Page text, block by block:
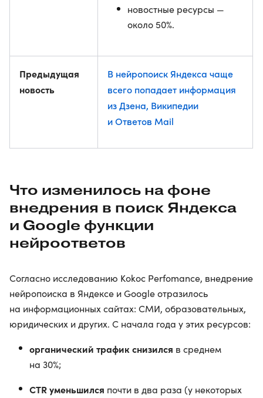
новостные ресурсы —
около 50%.
Предыдущая
новость
В нейропоиск Яндекса чаще
всего попадает информация
из Дзена, Википедии
и Ответов Mail
Что изменилось на фоне
внедрения в поиск Яндекса
и Google функции
нейроответов
Согласно исследованию Kokoc Perfomance, внедрение
нейропоиска в Яндексе и Google отразилось
на информационных сайтах: СМИ, образовательных,
юридических и других. С начала года у этих ресурсов:
органический трафик снизился в среднем
на 30%;
CTR уменьшился почти в два раза (у некоторых